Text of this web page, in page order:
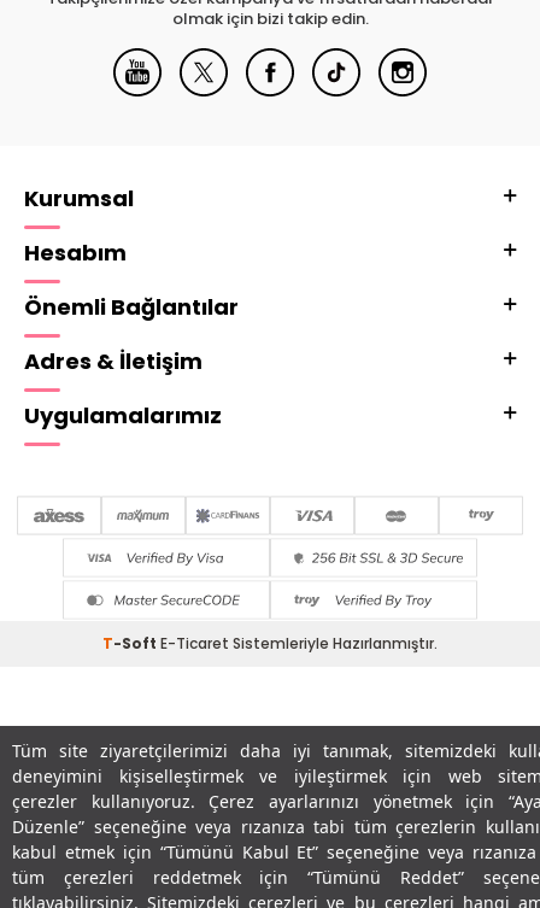
Tüm site ziyaretçilerimizi daha iyi tanımak, sitemizdeki
deneyimini kişiselleştirmek ve iyileştirmek için web
çerezler kullanıyoruz. Çerez ayarlarınızı yönetmek için
Düzenle” seçeneğine veya rızanıza tabi tüm çerezlerin
kabul etmek için “Tümünü Kabul Et” seçeneğine veya
tüm çerezleri reddetmek için “Tümünü Reddet”
tıklayabilirsiniz. Sitemizdeki çerezleri ve bu çerezleri hangi
olmak için bizi takip edin.
Kurumsal
Hesabım
Önemli Bağlantılar
Adres & İletişim
Uygulamalarımız
T-Soft E-Ticaret Sistemleriyle Hazırlanmıştır.